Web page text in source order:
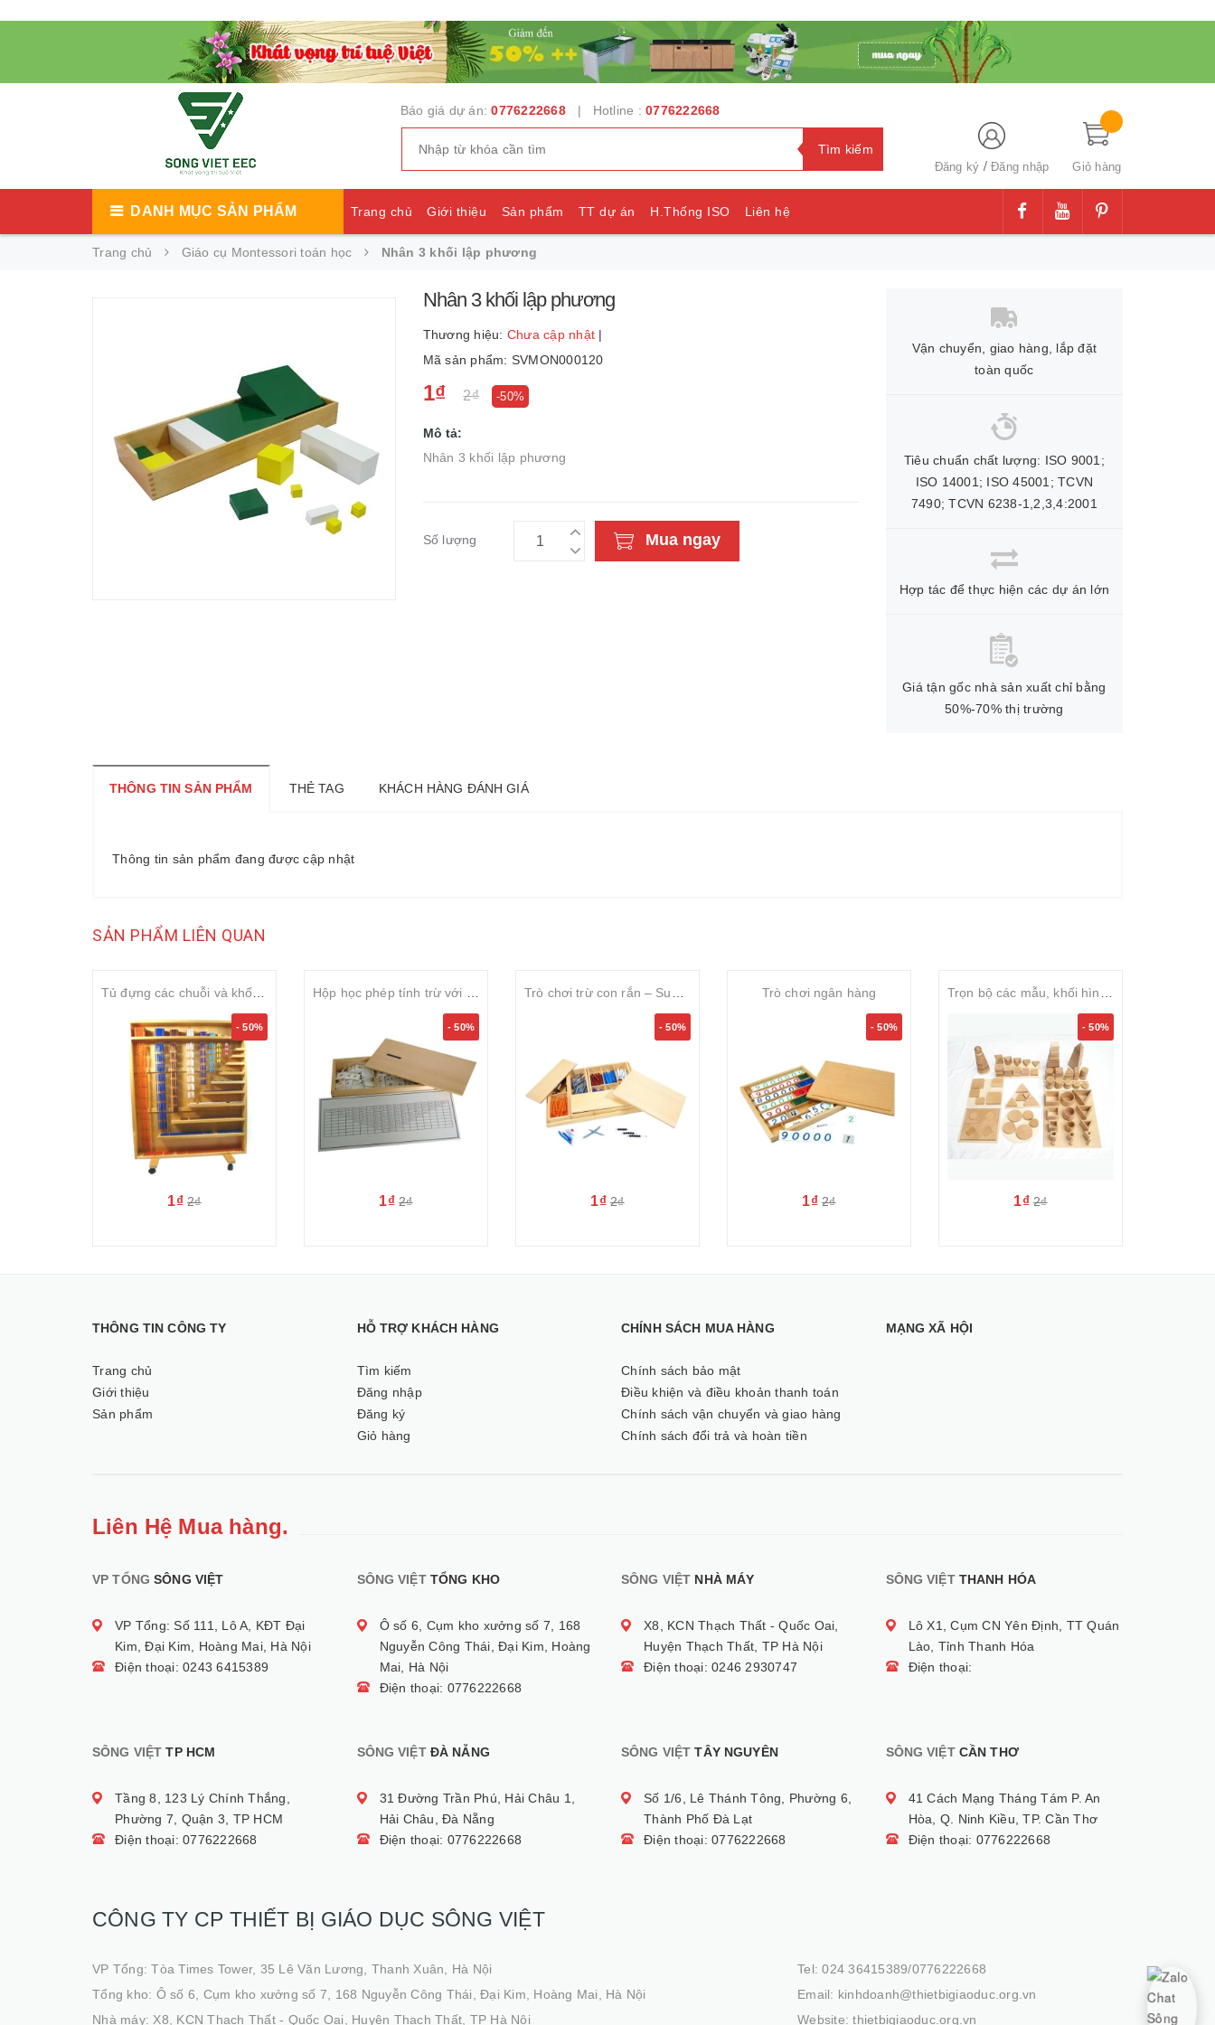
Báo giá dự án:0776222668| Hotline : 0776222668
Tìm kiếm
Đăng ký /Đăng nhập Giỏ hàng
DANH MỤC SẢN PHẨM Trang chủ Giới thiệu Sản phẩm TT dự án H.Thống ISO Liên hệ
Cataloge
Trang chủ Giáo cụ Montessori toán học Nhân 3 khối lập phương
Nhân 3 khối lập phương
Thương hiệu: Chưa cập nhật |
Mã sản phẩm: SVMON000120
1₫ 2₫ -50%
Mô tả:
Nhân 3 khối lập phương
Số lượng Mua ngay
Vận chuyển, giao hàng, lắp đặt
toàn quốc
Tiêu chuẩn chất lượng: ISO 9001;
ISO 14001; ISO 45001; TCVN
7490; TCVN 6238-1,2,3,4:2001
Hợp tác để thực hiện các dự án lớn
Giá tận gốc nhà sản xuất chỉ bằng
50%-70% thị trường
THÔNG TIN SẢN PHẨM THẺ TAG KHÁCH HÀNG ĐÁNH GIÁ
Thông tin sản phẩm đang được cập nhật
SẢN PHẨM LIÊN QUAN
Tủ đựng các chuỗi và khối hạt màu cao cấp ( Premium complete bead material with rack)
- 50%
1₫ 2₫
Hộp học phép tính trừ với thẻ điều khiển
- 50%
1₫ 2₫
Trò chơi trừ con rắn – Subtraction Snake Game
- 50%
1₫ 2₫
Trò chơi ngân hàng
- 50%
1₫ 2₫
Trọn bộ các mẫu, khối hình học – Geometric Shape Play Set
- 50%
1₫ 2₫
THÔNG TIN CÔNG TY
Trang chủ
Giới thiệu
Sản phẩm
HỖ TRỢ KHÁCH HÀNG
Tìm kiếm
Đăng nhập
Đăng ký
Giỏ hàng
CHÍNH SÁCH MUA HÀNG
Chính sách bảo mật
Điều khiện và điều khoản thanh toán
Chính sách vận chuyển và giao hàng
Chính sách đổi trả và hoàn tiền
MẠNG XÃ HỘI
Liên Hệ Mua hàng.
VP TỔNGSÔNG VIỆT
VP Tổng: Số 111, Lô A, KĐT Đại
Kim, Đại Kim, Hoàng Mai, Hà Nội
Điện thoại: 0243 6415389
SÔNG VIỆTTỔNG KHO
Ô số 6, Cụm kho xưởng số 7, 168
Nguyễn Công Thái, Đại Kim, Hoàng
Mai, Hà Nội
Điện thoại: 0776222668
SÔNG VIỆT NHÀ MÁY
X8, KCN Thạch Thất - Quốc Oai,
Huyện Thạch Thất, TP Hà Nội
Điện thoại: 0246 2930747
SÔNG VIỆTTHANH HÓA
Lô X1, Cụm CN Yên Định, TT Quán
Lào, Tỉnh Thanh Hóa
Điện thoại:
SÔNG VIỆT TP HCM
Tầng 8, 123 Lý Chính Thắng,
Phường 7, Quận 3, TP HCM
Điện thoại: 0776222668
SÔNG VIỆTĐÀ NẴNG
31 Đường Trần Phú, Hải Châu 1,
Hải Châu, Đà Nẵng
Điện thoại: 0776222668
SÔNG VIỆT TÂY NGUYÊN
Số 1/6, Lê Thánh Tông, Phường 6,
Thành Phố Đà Lạt
Điện thoại: 0776222668
SÔNG VIỆTCẦN THƠ
41 Cách Mạng Tháng Tám P. An
Hòa, Q. Ninh Kiều, TP. Cần Thơ
Điện thoại: 0776222668
CÔNG TY CP THIẾT BỊ GIÁO DỤC SÔNG VIỆT
VP Tổng: Tòa Times Tower, 35 Lê Văn Lương, Thanh Xuân, Hà Nội
Tổng kho: Ô số 6, Cụm kho xưởng số 7, 168 Nguyễn Công Thái, Đại Kim, Hoàng Mai, Hà Nội
Nhà máy: X8, KCN Thạch Thất - Quốc Oai, Huyện Thạch Thất, TP Hà Nội
Tel: 024 36415389/0776222668
Email: kinhdoanh@thietbigiaoduc.org.vn
Website: thietbigiaoduc.org.vn